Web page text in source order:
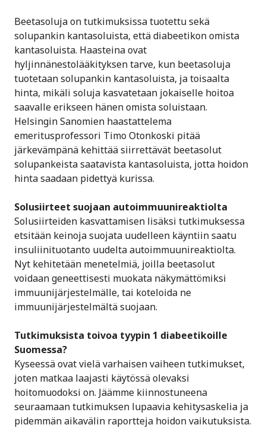
Beetasoluja on tutkimuksissa tuotettu sekä
solupankin kantasoluista, että diabeetikon omista
kantasoluista. Haasteina ovat
hyljinnänestolääkityksen tarve, kun beetasoluja
tuotetaan solupankin kantasoluista, ja toisaalta
hinta, mikäli soluja kasvatetaan jokaiselle hoitoa
saavalle erikseen hänen omista soluistaan.
Helsingin Sanomien haastattelema
emeritusprofessori Timo Otonkoski pitää
järkevämpänä kehittää siirrettävät beetasolut
solupankeista saatavista kantasoluista, jotta hoidon
hinta saadaan pidettyä kurissa.
Solusiirteet suojaan autoimmuunireaktiolta
Solusiirteiden kasvattamisen lisäksi tutkimuksessa
etsitään keinoja suojata uudelleen käyntiin saatu
insuliinituotanto uudelta autoimmuunireaktiolta.
Nyt kehitetään menetelmiä, joilla beetasolut
voidaan geneettisesti muokata näkymättömiksi
immuunijärjestelmälle, tai koteloida ne
immuunijärjestelmältä suojaan.
Tutkimuksista toivoa tyypin 1 diabeetikoille
Suomessa?
Kyseessä ovat vielä varhaisen vaiheen tutkimukset,
joten matkaa laajasti käytössä olevaksi
hoitomuodoksi on. Jäämme kiinnostuneena
seuraamaan tutkimuksen lupaavia kehitysaskelia ja
pidemmän aikavälin raportteja hoidon vaikutuksista.